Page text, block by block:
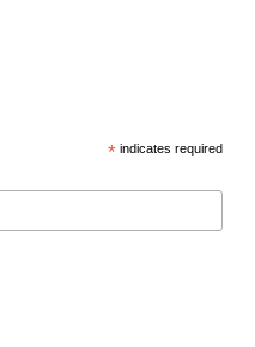
* indicates required